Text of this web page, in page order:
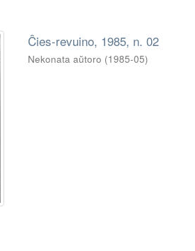
Ĉies-revuino, 1985, n. 02
Nekonata aŭtoro (1985-05)